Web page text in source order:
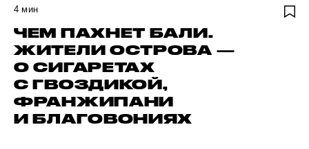
4 мин
ЧЕМ ПАХНЕТ БАЛИ.
ЖИТЕЛИ ОСТРОВА —
О СИГАРЕТАХ
С ГВОЗДИКОЙ,
ФРАНЖИПАНИ
И БЛАГОВОНИЯХ